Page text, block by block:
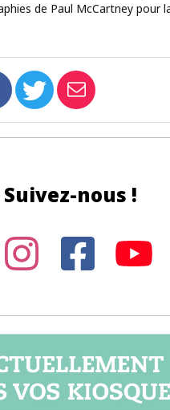
de Paul McCartney pour
Suivez-nous !